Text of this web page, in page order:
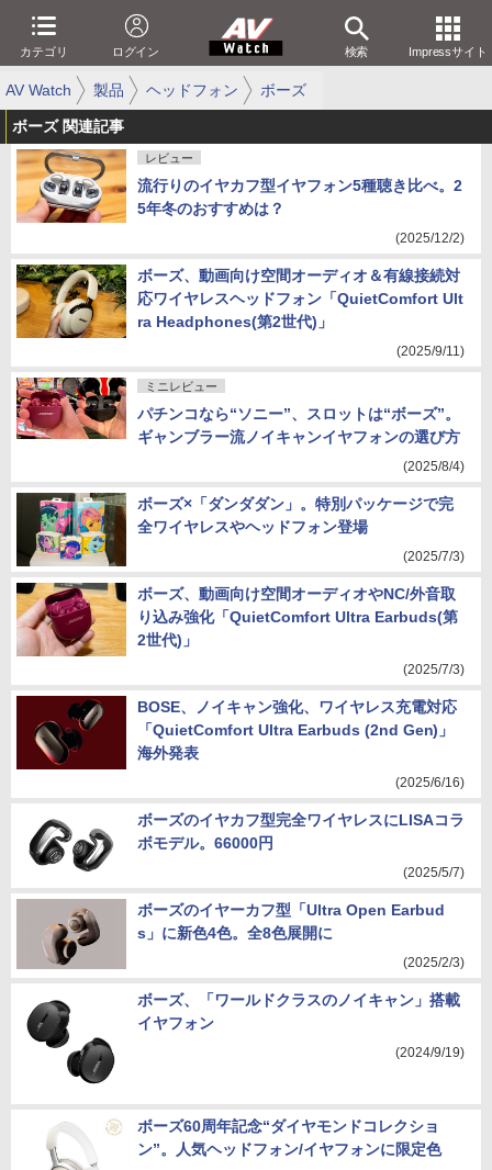
カテゴリ ログイン 検索 Impressサイト
AV Watch 製品 ヘッドフォン ボーズ
ボーズ 関連記事
レビュー
流行りのイヤカフ型イヤフォン5種聴き比べ。2
5年冬のおすすめは？
(2025/12/2)
ボーズ、動画向け空間オーディオ＆有線接続対
応ワイヤレスヘッドフォン「QuietComfort Ult
ra Headphones(第2世代)」
(2025/9/11)
ミニレビュー
パチンコなら“ソニー”、スロットは“ボーズ”。
ギャンブラー流ノイキャンイヤフォンの選び方
(2025/8/4)
ボーズ×「ダンダダン」。特別パッケージで完
全ワイヤレスやヘッドフォン登場
(2025/7/3)
ボーズ、動画向け空間オーディオやNC/外音取
り込み強化「QuietComfort Ultra Earbuds(第
2世代)」
(2025/7/3)
BOSE、ノイキャン強化、ワイヤレス充電対応
「QuietComfort Ultra Earbuds (2nd Gen)」
海外発表
(2025/6/16)
ボーズのイヤカフ型完全ワイヤレスにLISAコラ
ボモデル。66000円
(2025/5/7)
ボーズのイヤーカフ型「Ultra Open Earbud
s」に新色4色。全8色展開に
(2025/2/3)
ボーズ、「ワールドクラスのノイキャン」搭載
イヤフォン
(2024/9/19)
ボーズ60周年記念“ダイヤモンドコレクショ
ン”。人気ヘッドフォン/イヤフォンに限定色